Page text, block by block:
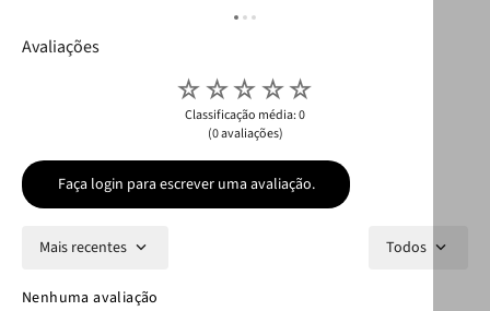
Avaliações
☆☆☆☆☆
Classificação média: 0
(0 avaliações)
Faça login para escrever uma avaliação.
Mais recentes Todos
Nenhuma avaliação